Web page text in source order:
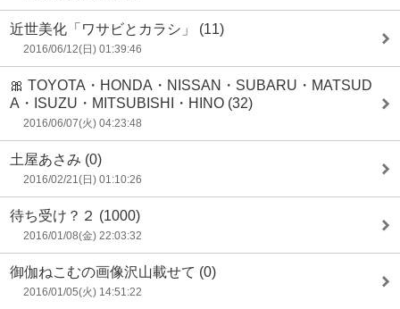
近世美化「ワサビとカラシ」 (11)
2016/06/12(日) 01:39:46
🎀 TOYOTA・HONDA・NISSAN・SUBARU・MATSUD
A・ISUZU・MITSUBISHI・HINO (32)
2016/06/07(火) 04:23:48
土屋あさみ (0)
2016/02/21(日) 01:10:26
待ち受け？２ (1000)
2016/01/08(金) 22:03:32
御伽ねこむの画像沢山載せて (0)
2016/01/05(火) 14:51:22